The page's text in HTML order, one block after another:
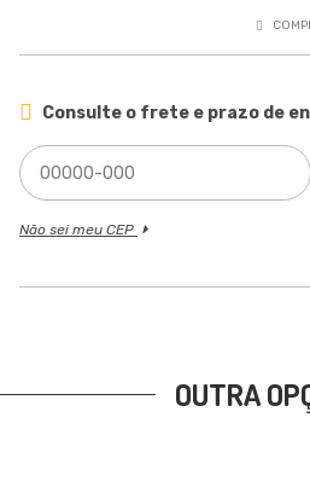
Consulte o frete e prazo de
Não sei meu CEP
OUTRA